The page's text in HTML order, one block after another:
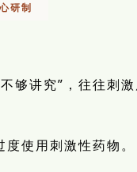
研制
够讲究”，往往刺
使用刺激性药物。